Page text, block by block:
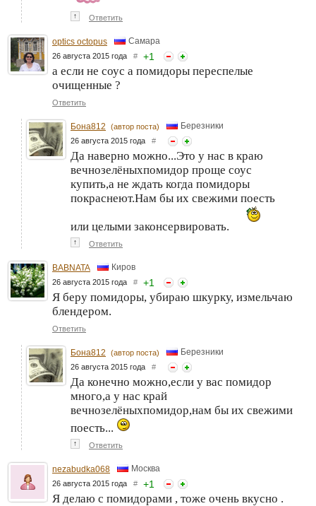
↑ Ответить
optics octopus Самара
26 августа 2015 года # +1
а если не соус а помидоры переспелые
очищенные ?
Ответить
Бона812 (автор поста) Березники
26 августа 2015 года #
Да наверно можно...Это у нас в краю
вечнозелёныхпомидор проще соус
купить,а не ждать когда помидоры
покраснеют.Нам бы их свежими поесть
или целыми законсервировать.
↑ Ответить
BABNATA Киров
26 августа 2015 года # +1
Я беру помидоры, убираю шкурку, измельчаю
блендером.
Ответить
Бона812 (автор поста) Березники
26 августа 2015 года #
Да конечно можно,если у вас помидор
много,а у нас край
вечнозелёныхпомидор,нам бы их свежими
поесть...
↑ Ответить
nezabudka068 Москва
26 августа 2015 года # +1
Я делаю с помидорами , тоже очень вкусно .